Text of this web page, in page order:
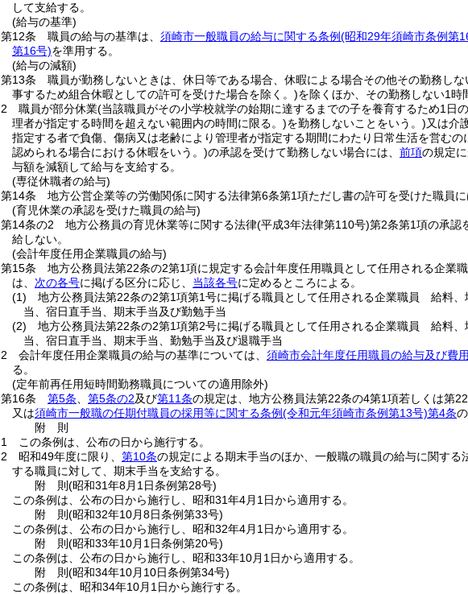
して支給する。
(給与の基準)
第12条
職員の給与の基準は、 須崎市一般職員の給与に関する条例(昭和29年須崎市条例第
第16号)を準用する。
(給与の減額)
第13条
職員が勤務しないときは、休日等である場合、休暇による場合その他その勤務し
事するため組合休暇としての許可を受けた場合を除く。)を除くほか、その勤務しない1時
2
職員が部分休業(当該職員がその小学校就学の始期に達するまでの子を養育するため1日
理者が指定する時間を超えない範囲内の時間に限る。)を勤務しないことをいう。)又は介
指定する者で負傷、傷病又は老齢により管理者が指定する期間にわたり日常生活を営む
認められる場合における休暇をいう。)の承認を受けて勤務しない場合には、 前項の規定
与額を減額して給与を支給する。
(専従休職者の給与)
第14条
地方公営企業等の労働関係に関する法律第6条第1項ただし書の許可を受けた職員
(育児休業の承認を受けた職員の給与)
第14条の2
地方公務員の育児休業等に関する法律(平成3年法律第110号)第2条第1項の承認
給しない。
(会計年度任用企業職員の給与)
第15条
地方公務員法第22条の2第1項に規定する会計年度任用職員として任用される企業
は、 次の各号に掲げる区分に応じ、 当該各号に定めるところによる。
(1)
地方公務員法第22条の2第1項第1号に掲げる職員として任用される企業職員 給料
当、宿日直手当、期末手当及び勤勉手当
(2)
地方公務員法第22条の2第1項第2号に掲げる職員として任用される企業職員 給料
当、宿日直手当、期末手当、勤勉手当及び退職手当
2
会計年度任用企業職員の給与の基準については、 須崎市会計年度任用職員の給与及び費
る。
(定年前再任用短時間勤務職員についての適用除外)
第16条
第5条 第5条の2及び第11条の規定は、地方公務員法第22条の4第1項若しくは第
又は須崎市一般職の任期付職員の採用等に関する条例(令和元年須崎市条例第13号)第4条
附 則
1
この条例は、公布の日から施行する。
2
昭和49年度に限り、 第10条の規定による期末手当のほか、一般職の職員の給与に関する
する職員に対して、期末手当を支給する。
附 則(昭和31年8月1日条例第28号)
この条例は、公布の日から施行し、昭和31年4月1日から適用する。
附 則(昭和32年10月8日条例第33号)
この条例は、公布の日から施行し、昭和32年4月1日から適用する。
附 則(昭和33年10月1日条例第20号)
この条例は、公布の日から施行し、昭和33年10月1日から適用する。
附 則(昭和34年10月10日条例第34号)
この条例は、昭和34年10月1日から施行する。